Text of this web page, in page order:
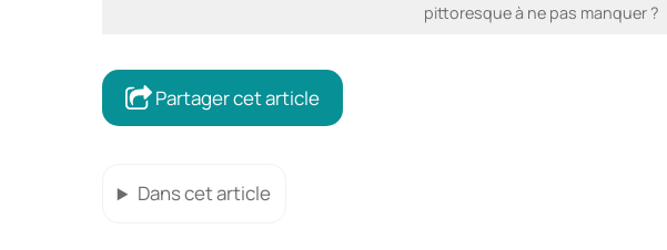
pittoresque à ne pas manquer ?
Partager cet article
Dans cet article